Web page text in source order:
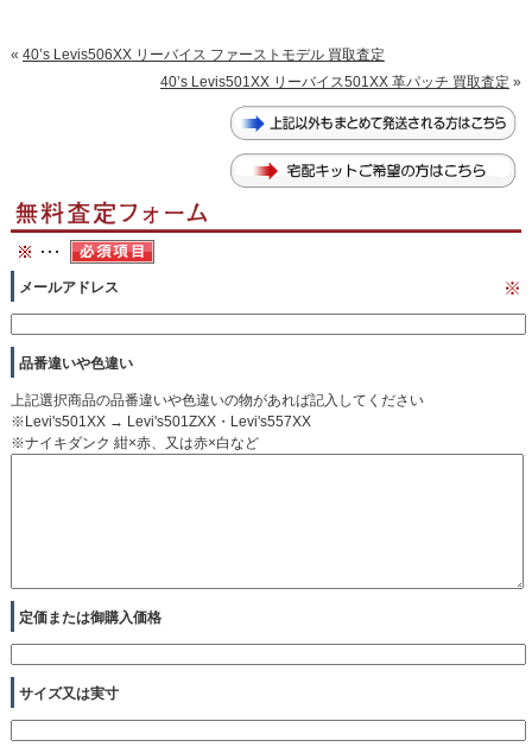
« 40’s Levis506XX リーバイス ファーストモデル 買取査定
40’s Levis501XX リーバイス501XX 革パッチ 買取査定 »
メールアドレス ※
品番違いや色違い
上記選択商品の品番違いや色違いの物があれば記入してください
※Levi's501XX → Levi's501ZXX・Levi's557XX
※ナイキダンク 紺×赤、又は赤×白など
定価または御購入価格
サイズ又は実寸